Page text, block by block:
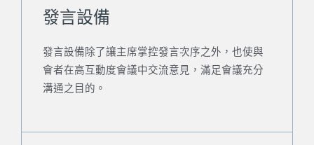
發言設備
發言設備除了讓主席掌控發言次序之外，也使與
會者在高互動度會議中交流意見，滿足會議充分
溝通之目的。